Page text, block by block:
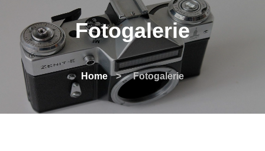
Fotogalerie
Home > Fotogalerie